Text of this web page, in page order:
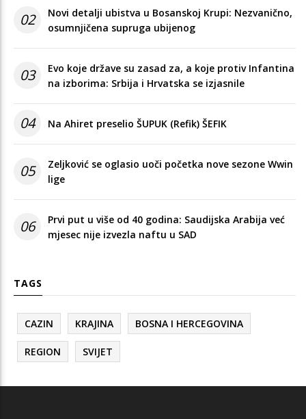
02
Novi detalji ubistva u Bosanskoj Krupi: Nezvanično,
osumnjičena supruga ubijenog
03
Evo koje države su zasad za, a koje protiv Infantina
na izborima: Srbija i Hrvatska se izjasnile
04 Na Ahiret preselio ŠUPUK (Refik) ŠEFIK
05
Zeljković se oglasio uoči početka nove sezone Wwin
lige
06
Prvi put u više od 40 godina: Saudijska Arabija već
mjesec nije izvezla naftu u SAD
TAGS
CAZIN KRAJINA BOSNA I HERCEGOVINA
REGION SVIJET